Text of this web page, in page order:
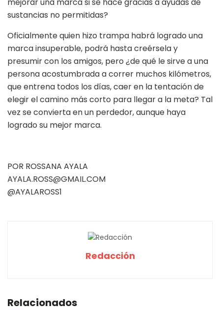
sustancias no permitidas?
Oficialmente quien hizo trampa habrá logrado una
marca insuperable, podrá hasta creérsela y
presumir con los amigos, pero ¿de qué le sirve a una
persona acostumbrada a correr muchos kilómetros,
que entrena todos los días, caer en la tentación de
elegir el camino más corto para llegar a la meta? Tal
vez se convierta en un perdedor, aunque haya
logrado su mejor marca.
POR ROSSANA AYALA
AYALA.ROSS@GMAIL.COM
@AYALAROSS1
Redacción
Relacionados